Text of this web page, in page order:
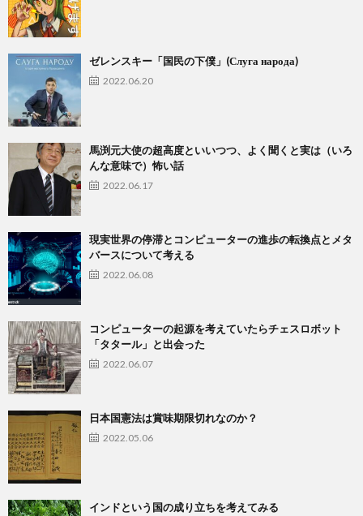
ゼレンスキー「国民の下僕」(Слуга народа)
2022.06.20
馬渕元大使の超高度といいつつ、よく聞くと実は（いろ
んな意味で）怖い話
2022.06.17
現実世界の停滞とコンピューターの進歩の転換点とメタ
バースについて考える
2022.06.08
コンピューターの起源を考えていたらチェスロボット
「タタール」と出会った
2022.06.07
日本国憲法は賞味期限切れなのか？
2022.05.06
インドという国の成り立ちを考えてみる